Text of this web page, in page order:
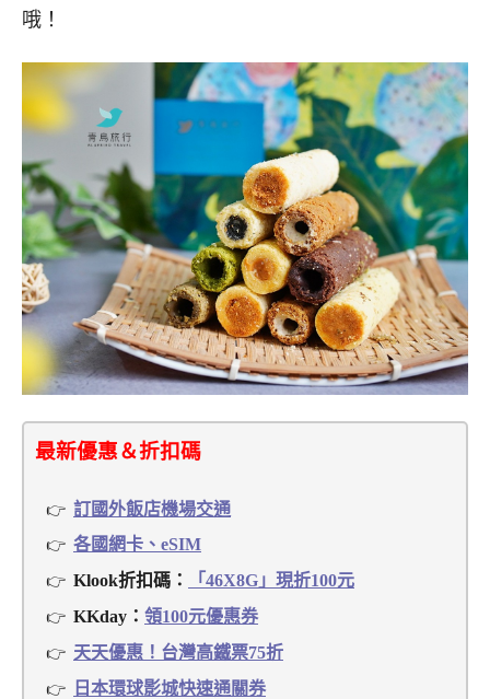
哦！
最新優惠＆折扣碼
訂國外飯店機場交通
各國網卡、eSIM
Klook折扣碼：
「46X8G」現折100元
KKday： 領100元優惠券
天天優惠！台灣高鐵票75折
日本環球影城快速通關券